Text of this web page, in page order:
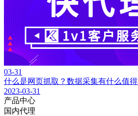
03-31
什么是网页抓取？数据采集有什么值
2023-03-31
产品中心
国内代理